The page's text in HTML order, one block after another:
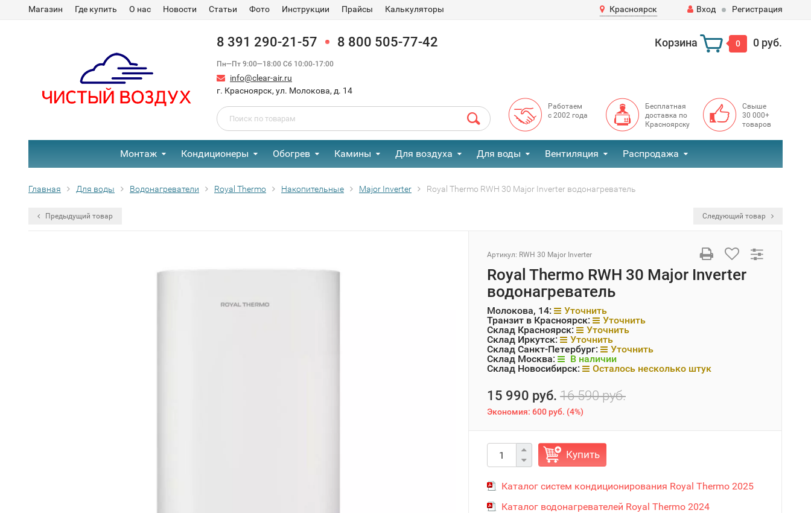
Магазин Где купить О нас Новости Статьи Фото Инструкции Прайсы Калькуляторы Красноярск Вход Регистрация
8 391 290-21-57 8 800 505-77-42
Пн—Пт 9:00—18:00 Сб 10:00-17:00
info@clear-air.ru
г. Красноярск, ул. Молокова, д. 14
Корзина 0 0 руб.
Работаем
с 2002 года
Бесплатная
доставка по
Красноярску
Свыше
30 000+
товаров
Монтаж Кондиционеры Обогрев Камины Для воздуха Для воды Вентиляция Распродажа
Главная Для воды Водонагреватели Royal Thermo Накопительные Major Inverter Royal Thermo RWH 30 Major Inverter водонагреватель
Предыдущий товар Следующий товар
Артикул: RWH 30 Major Inverter
Royal Thermo RWH 30 Major Inverter
водонагреватель
Молокова, 14:
Уточнить
Транзит в Красноярск:
Уточнить
Склад Красноярск:
Уточнить
Склад Иркутск:
Уточнить
Склад Санкт-Петербург:
Уточнить
Склад Москва:
В наличии
Склад Новосибирск:
Осталось несколько штук
15 990 руб. 16 590 руб.
Экономия: 600 руб. (4%)
Купить
Каталог систем кондиционирования Royal Thermo 2025
Каталог водонагревателей Royal Thermo 2024